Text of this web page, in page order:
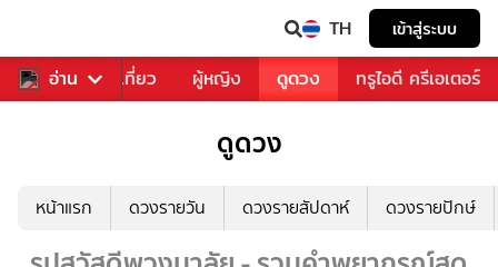
TH เข้าสู่ระบบ
อ่าน
อาหาร ท่องเที่ยว ผู้หญิง ดูดวง ทรูไอดี ครีเอเตอร์
ดูดวง
หน้าแรก ดวงรายวัน ดวงรายสัปดาห์ ดวงรายปักษ์